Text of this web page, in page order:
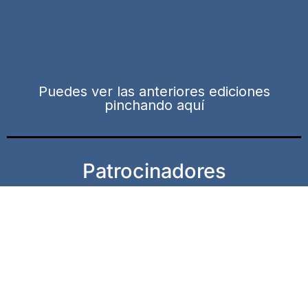
Puedes ver las anteriores ediciones
pinchando aquí
Patrocinadores